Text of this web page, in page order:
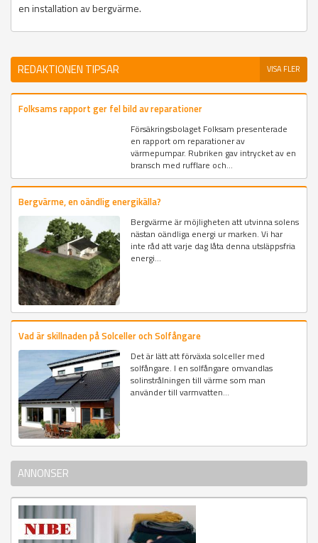
en installation av bergvärme.
REDAKTIONEN TIPSAR VISA FLER
Folksams rapport ger fel bild av reparationer
Försäkringsbolaget Folksam presenterade
en rapport om reparationer av
värmepumpar. Rubriken gav intrycket av en
bransch med rufflare och...
Bergvärme, en oändlig energikälla?
Bergvärme är möjligheten att utvinna solens
nästan oändliga energi ur marken. Vi har
inte råd att varje dag låta denna utsläppsfria
energi...
Vad är skillnaden på Solceller och Solfångare
Det är lätt att förväxla solceller med
solfångare. I en solfångare omvandlas
solinstrålningen till värme som man
använder till varmvatten...
ANNONSER